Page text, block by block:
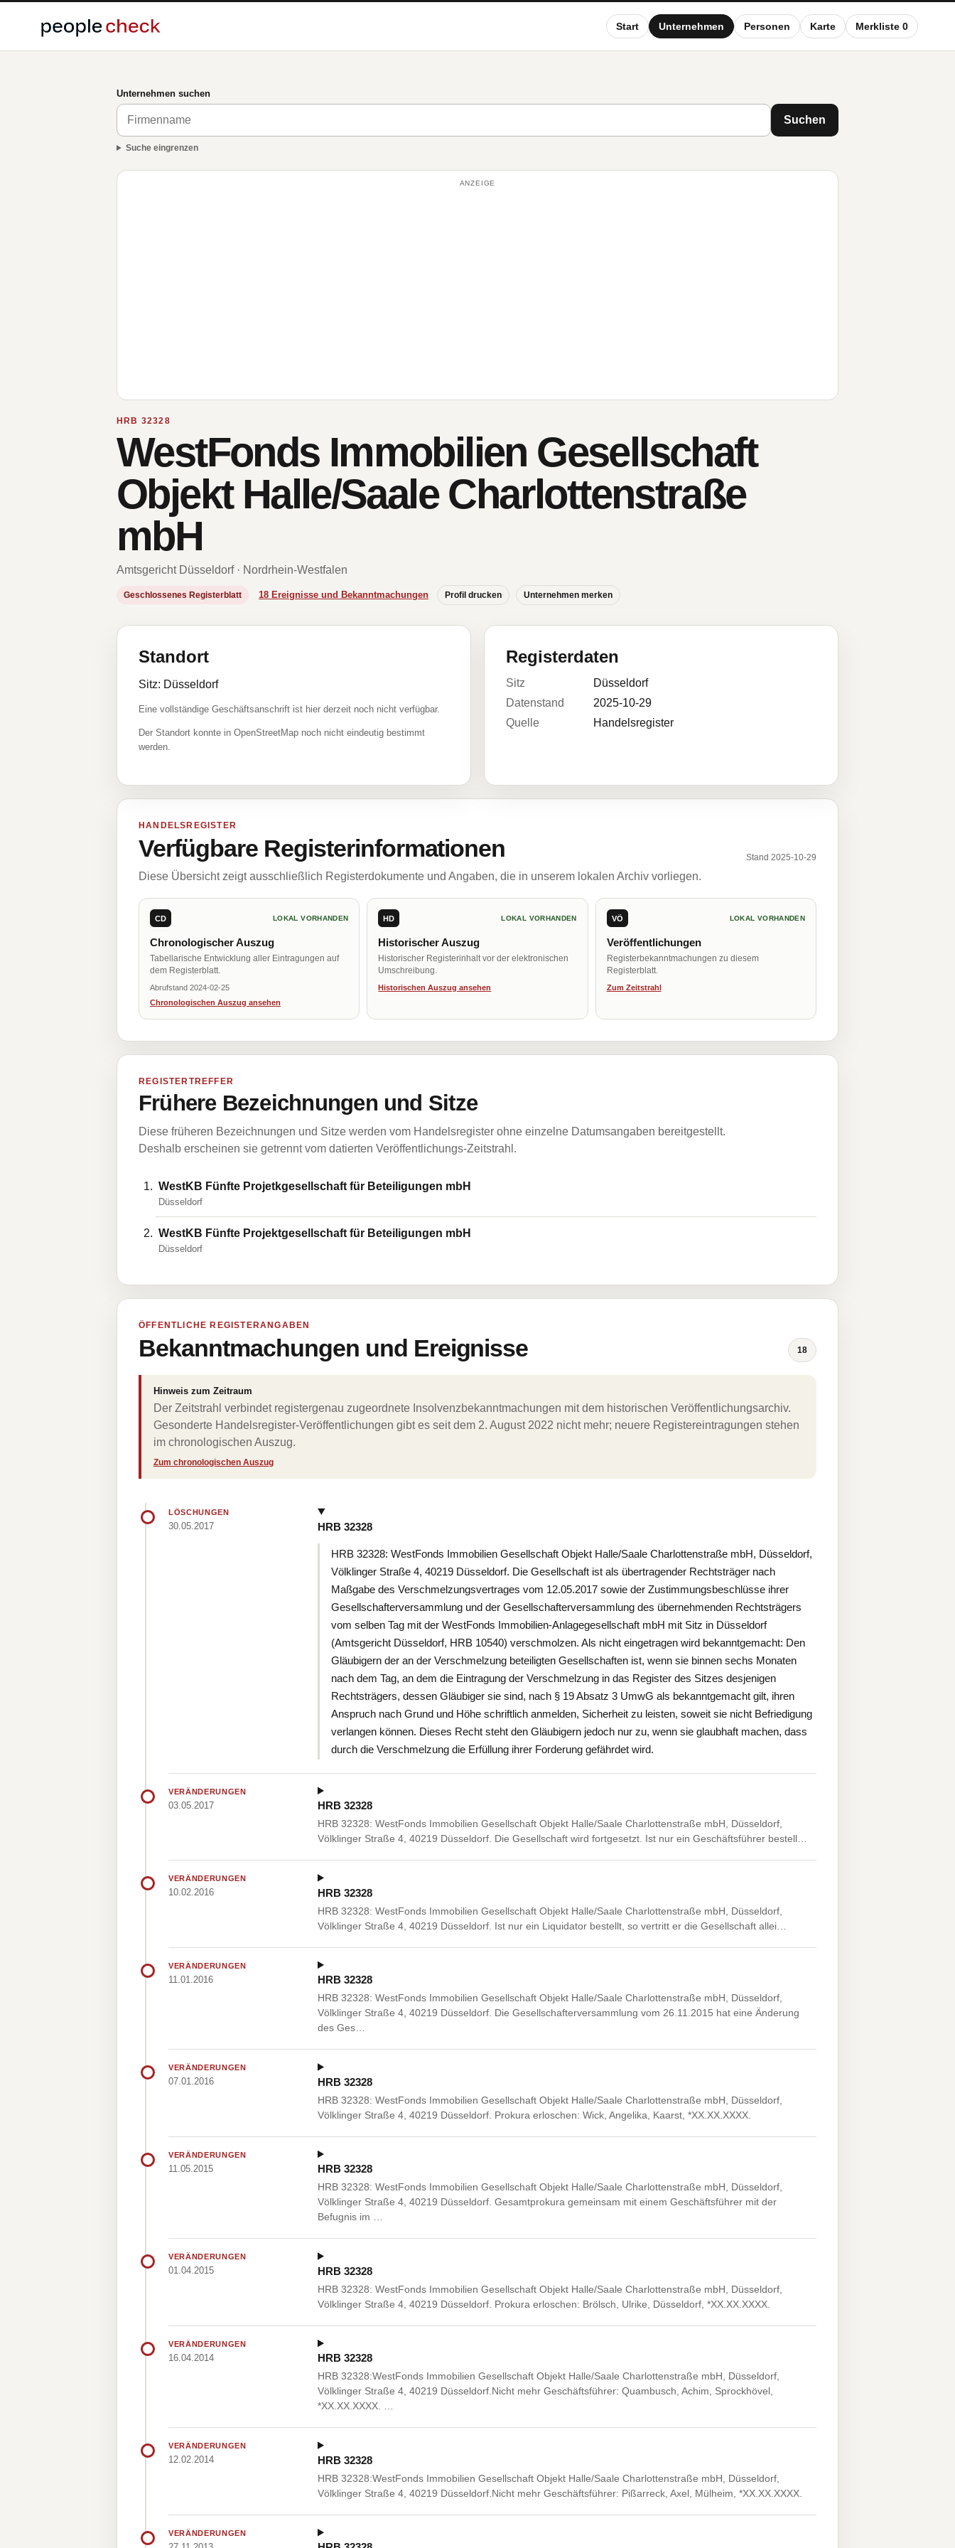
Start Unternehmen Personen Karte Merkliste 0
Unternehmen suchen
Suchen
Suche eingrenzen
ANZEIGE
HRB 32328
WestFonds Immobilien Gesellschaft
Objekt Halle/Saale Charlottenstraße
mbH
Amtsgericht Düsseldorf · Nordrhein-Westfalen
Geschlossenes Registerblatt 18 Ereignisse und Bekanntmachungen Profil drucken Unternehmen merken
Standort
Sitz: Düsseldorf
Eine vollständige Geschäftsanschrift ist hier derzeit noch nicht verfügbar.
Der Standort konnte in OpenStreetMap noch nicht eindeutig bestimmt
werden.
Registerdaten
Sitz
Düsseldorf
Datenstand
2025-10-29
Quelle
Handelsregister
HANDELSREGISTER
Verfügbare Registerinformationen Stand 2025-10-29
Diese Übersicht zeigt ausschließlich Registerdokumente und Angaben, die in unserem lokalen Archiv vorliegen.
CD LOKAL VORHANDEN
Chronologischer Auszug
Tabellarische Entwicklung aller Eintragungen auf
dem Registerblatt.
Abrufstand 2024-02-25
Chronologischen Auszug ansehen
HD LOKAL VORHANDEN
Historischer Auszug
Historischer Registerinhalt vor der elektronischen
Umschreibung.
Historischen Auszug ansehen
VÖ LOKAL VORHANDEN
Veröffentlichungen
Registerbekanntmachungen zu diesem
Registerblatt.
Zum Zeitstrahl
REGISTERTREFFER
Frühere Bezeichnungen und Sitze
Diese früheren Bezeichnungen und Sitze werden vom Handelsregister ohne einzelne Datumsangaben bereitgestellt.
Deshalb erscheinen sie getrennt vom datierten Veröffentlichungs-Zeitstrahl.
WestKB Fünfte Projetkgesellschaft für Beteiligungen mbH
Düsseldorf
WestKB Fünfte Projektgesellschaft für Beteiligungen mbH
Düsseldorf
ÖFFENTLICHE REGISTERANGABEN
Bekanntmachungen und Ereignisse 18
Hinweis zum Zeitraum
Der Zeitstrahl verbindet registergenau zugeordnete Insolvenzbekanntmachungen mit dem historischen Veröffentlichungsarchiv.
Gesonderte Handelsregister-Veröffentlichungen gibt es seit dem 2. August 2022 nicht mehr; neuere Registereintragungen stehen
im chronologischen Auszug.
Zum chronologischen Auszug
LÖSCHUNGEN
30.05.2017 HRB 32328
HRB 32328: WestFonds Immobilien Gesellschaft Objekt Halle/Saale Charlottenstraße mbH, Düsseldorf,
Völklinger Straße 4, 40219 Düsseldorf. Die Gesellschaft ist als übertragender Rechtsträger nach
Maßgabe des Verschmelzungsvertrages vom 12.05.2017 sowie der Zustimmungsbeschlüsse ihrer
Gesellschafterversammlung und der Gesellschafterversammlung des übernehmenden Rechtsträgers
vom selben Tag mit der WestFonds Immobilien-Anlagegesellschaft mbH mit Sitz in Düsseldorf
(Amtsgericht Düsseldorf, HRB 10540) verschmolzen. Als nicht eingetragen wird bekanntgemacht: Den
Gläubigern der an der Verschmelzung beteiligten Gesellschaften ist, wenn sie binnen sechs Monaten
nach dem Tag, an dem die Eintragung der Verschmelzung in das Register des Sitzes desjenigen
Rechtsträgers, dessen Gläubiger sie sind, nach § 19 Absatz 3 UmwG als bekanntgemacht gilt, ihren
Anspruch nach Grund und Höhe schriftlich anmelden, Sicherheit zu leisten, soweit sie nicht Befriedigung
verlangen können. Dieses Recht steht den Gläubigern jedoch nur zu, wenn sie glaubhaft machen, dass
durch die Verschmelzung die Erfüllung ihrer Forderung gefährdet wird.
VERÄNDERUNGEN
03.05.2017 HRB 32328
HRB 32328: WestFonds Immobilien Gesellschaft Objekt Halle/Saale Charlottenstraße mbH, Düsseldorf,
Völklinger Straße 4, 40219 Düsseldorf. Die Gesellschaft wird fortgesetzt. Ist nur ein Geschäftsführer bestell…
VERÄNDERUNGEN
10.02.2016 HRB 32328
HRB 32328: WestFonds Immobilien Gesellschaft Objekt Halle/Saale Charlottenstraße mbH, Düsseldorf,
Völklinger Straße 4, 40219 Düsseldorf. Ist nur ein Liquidator bestellt, so vertritt er die Gesellschaft allei…
VERÄNDERUNGEN
11.01.2016 HRB 32328
HRB 32328: WestFonds Immobilien Gesellschaft Objekt Halle/Saale Charlottenstraße mbH, Düsseldorf,
Völklinger Straße 4, 40219 Düsseldorf. Die Gesellschafterversammlung vom 26.11.2015 hat eine Änderung
des Ges…
VERÄNDERUNGEN
07.01.2016 HRB 32328
HRB 32328: WestFonds Immobilien Gesellschaft Objekt Halle/Saale Charlottenstraße mbH, Düsseldorf,
Völklinger Straße 4, 40219 Düsseldorf. Prokura erloschen: Wick, Angelika, Kaarst, *XX.XX.XXXX.
VERÄNDERUNGEN
11.05.2015 HRB 32328
HRB 32328: WestFonds Immobilien Gesellschaft Objekt Halle/Saale Charlottenstraße mbH, Düsseldorf,
Völklinger Straße 4, 40219 Düsseldorf. Gesamtprokura gemeinsam mit einem Geschäftsführer mit der
Befugnis im …
VERÄNDERUNGEN
01.04.2015 HRB 32328
HRB 32328: WestFonds Immobilien Gesellschaft Objekt Halle/Saale Charlottenstraße mbH, Düsseldorf,
Völklinger Straße 4, 40219 Düsseldorf. Prokura erloschen: Brölsch, Ulrike, Düsseldorf, *XX.XX.XXXX.
VERÄNDERUNGEN
16.04.2014 HRB 32328
HRB 32328:WestFonds Immobilien Gesellschaft Objekt Halle/Saale Charlottenstraße mbH, Düsseldorf,
Völklinger Straße 4, 40219 Düsseldorf.Nicht mehr Geschäftsführer: Quambusch, Achim, Sprockhövel,
*XX.XX.XXXX. …
VERÄNDERUNGEN
12.02.2014 HRB 32328
HRB 32328:WestFonds Immobilien Gesellschaft Objekt Halle/Saale Charlottenstraße mbH, Düsseldorf,
Völklinger Straße 4, 40219 Düsseldorf.Nicht mehr Geschäftsführer: Pißarreck, Axel, Mülheim, *XX.XX.XXXX.
VERÄNDERUNGEN